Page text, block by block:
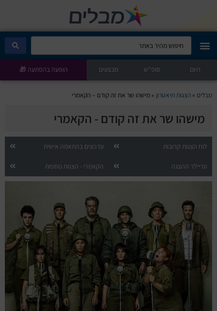
מבלים קלאב
הופעות היום
סטנדאפ
הצגות ילדים
הופעות חיות
מחזות זמר
מחול ובלט
קונצרטים
היום סופ"ש מבצעים הופעה בהפתעה 🎁
מבלים »הצגות תיאטרון »מישהו שר את זה קודם – הקאמרי
מישהו שר את זה קודם - הקאמרי
לוח הצגות קרובות עדכונים בהתאמה אישית
טריילר ההצגה הקאמרי - הצגות נוספות